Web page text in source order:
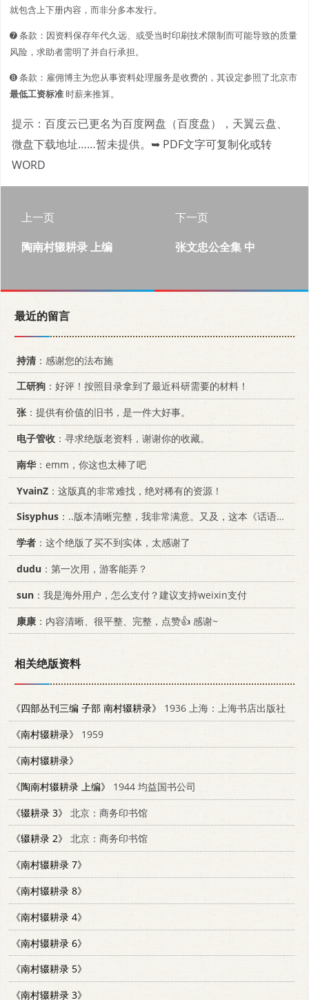
就包含上下册内容，而非分多本发行。
➐ 条款：因资料保存年代久远、或受当时印刷技术限制而可能导致的质量
风险，求助者需明了并自行承担。
➑ 条款：雇佣博主为您从事资料处理服务是收费的，其设定参照了北京市
最低工资标准时薪来推算。
提示：百度云已更名为百度网盘（百度盘），天翼云盘、
微盘下载地址……暂未提供。 ➥ PDF文字可复制化或转
WORD
上一页
陶南村辍耕录 上编
下一页
张文忠公全集 中
最近的留言
持清：感谢您的法布施
工研狗 ：好评！按照目录拿到了最近科研需要的材料！
张：提供有价值的旧书，是一件大好事。
电子管收 ：寻求绝版老资料，谢谢你的收藏。
南华：emm，你这也太棒了吧
YvainZ ：这版真的非常难找，绝对稀有的资源！
Sisyphus ：..版本清晰完整，我非常满意。又及，这本《话语的真相》...
学者 ：这个绝版了买不到实体，太感谢了
dudu ：第一次用，游客能弄？
sun ：我是海外用户，怎么支付？建议支持weixin支付
康康 ：内容清晰、很平整、完整，点赞👍 感谢~
相关绝版资料
《四部丛刊三编 子部 南村辍耕录》
1936 上海：上海书店出版社
《南村辍耕录》
1959
《南村辍耕录》
《陶南村辍耕录 上编》
1944 均益国书公司
《辍耕录 3》
北京：商务印书馆
《辍耕录 2》
北京：商务印书馆
《南村辍耕录 7》
《南村辍耕录 8》
《南村辍耕录 4》
《南村辍耕录 6》
《南村辍耕录 5》
《南村辍耕录 3》